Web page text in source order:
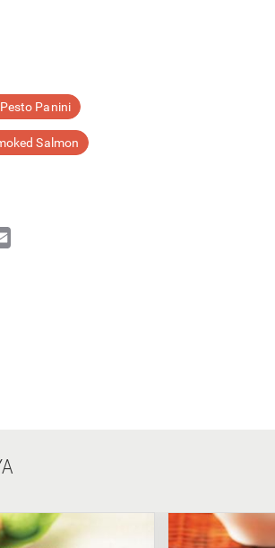
Panini
Salmon